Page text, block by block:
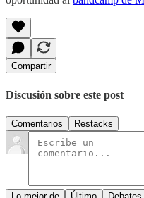
Compartir
Discusión sobre este post
Comentarios Restacks